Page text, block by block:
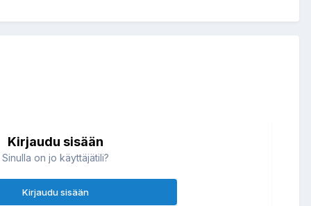
Kirjaudu sisään
Sinulla on jo käyttäjätili?
Kirjaudu sisään